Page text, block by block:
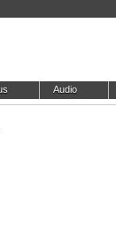
Audio